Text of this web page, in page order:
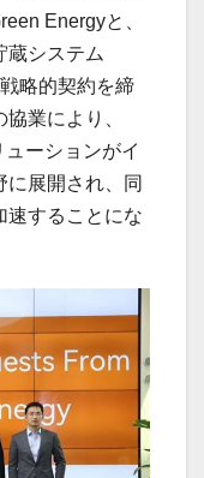
Energyと、
蔵システム
略的契約を締
業により、
ーションがイ
に展開され、同
速することにな